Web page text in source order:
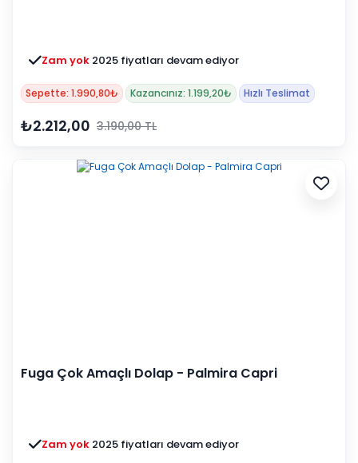
Zam yok 2025 fiyatları devam ediyor
Sepette: 1.990,80₺ Kazancınız: 1.199,20₺ Hızlı Teslimat
₺2.212,00 3.190,00 TL
Fuga Çok Amaçlı Dolap - Palmira Capri
Zam yok 2025 fiyatları devam ediyor